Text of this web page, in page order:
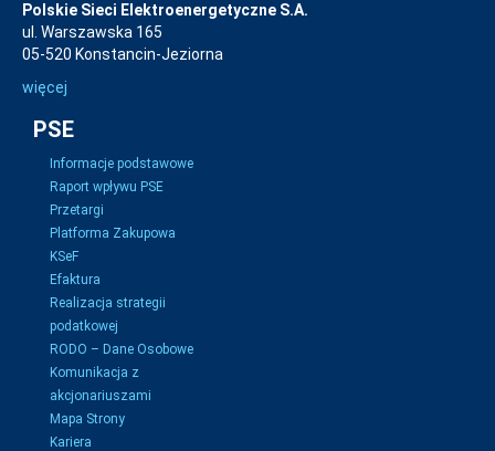
Polskie Sieci Elektroenergetyczne S.A.
ul. Warszawska 165
05-520 Konstancin-Jeziorna
więcej
PSE
Informacje podstawowe
Raport wpływu PSE
Przetargi
Platforma Zakupowa
KSeF
Efaktura
Realizacja strategii
podatkowej
RODO – Dane Osobowe
Komunikacja z
akcjonariuszami
Mapa Strony
Kariera